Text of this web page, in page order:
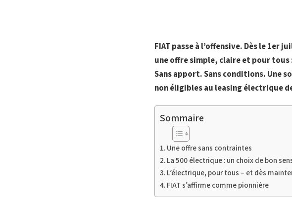
FIAT passe à l’offensive. Dès le
une offre simple, claire et pour tous
Sans apport. Sans conditions. Une
non éligibles au leasing électrique
Sommaire
Une offre sans contraintes
La 500 électrique : un choix de bon
L’électrique, pour tous – et dès
FIAT s’affirme comme pionnière